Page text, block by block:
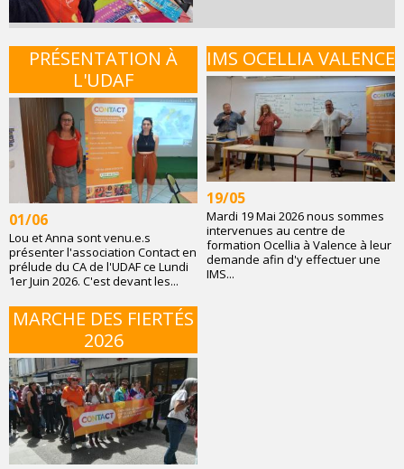
PRÉSENTATION À
L'UDAF
01/06
Lou et Anna sont venu.e.s
présenter l'association Contact en
prélude du CA de l'UDAF ce Lundi
1er Juin 2026. C'est devant les...
IMS OCELLIA VALENCE
19/05
Mardi 19 Mai 2026 nous sommes
intervenues au centre de
formation Ocellia à Valence à leur
demande afin d'y effectuer une
IMS...
MARCHE DES FIERTÉS
2026